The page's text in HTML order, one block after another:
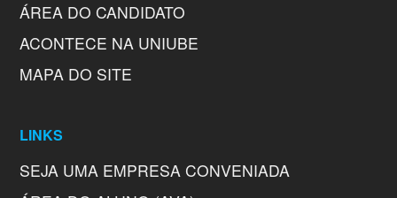
ÁREA DO CANDIDATO
ACONTECE NA UNIUBE
MAPA DO SITE
LINKS
SEJA UMA EMPRESA CONVENIADA